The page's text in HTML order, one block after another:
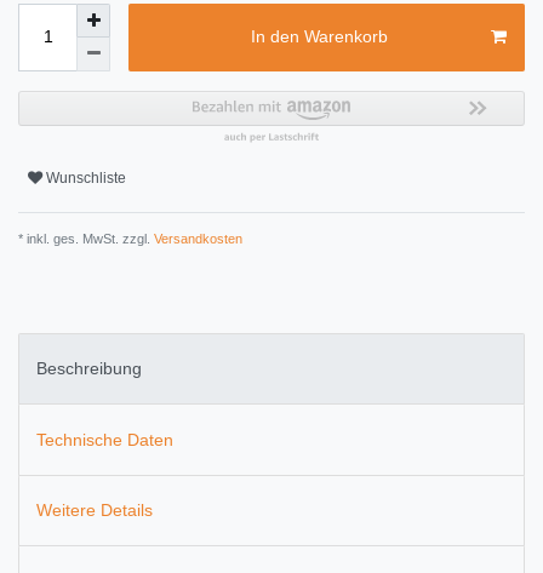
In den Warenkorb
Wunschliste
* inkl. ges. MwSt. zzgl. Versandkosten
Beschreibung
Technische Daten
Weitere Details